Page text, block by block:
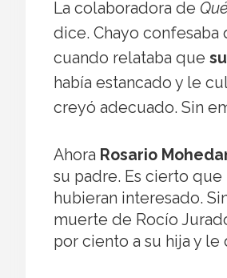
La colaboradora de
dice. Chayo
cuando relataba que
había estancado y le
creyó adecuado. Sin
Ahora Rosario
su padre. Es cierto
hubieran interesado.
muerte de Rocío
por ciento a su hija y le